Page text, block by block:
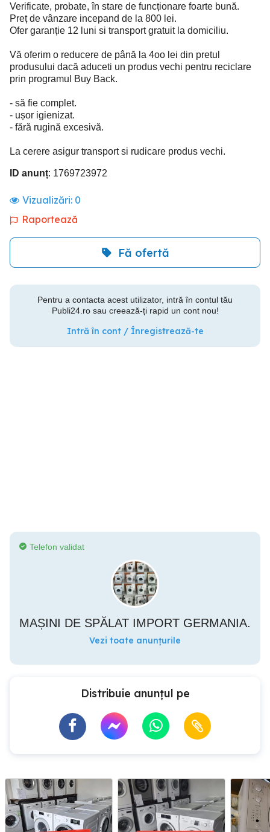
Verificate, probate, în stare de funcționare foarte bună.
Preț de vânzare incepand de la 800 lei.
Ofer garanție 12 luni si transport gratuit la domiciliu.
Vă oferim o reducere de până la 4oo lei din pretul
produsului dacă aduceti un produs vechi pentru reciclare
prin programul Buy Back.
- să fie complet.
- ușor igienizat.
- fără rugină excesivă.
La cerere asigur transport si rudicare produs vechi.
ID anunț: 1769723972
Vizualizări: 0
Raportează
Fă ofertă
Pentru a contacta acest utilizator, intră în contul tău
Publi24.ro sau creează-ți rapid un cont nou!
Intră în cont / Înregistrează-te
Telefon validat
MAȘINI DE SPĂLAT IMPORT GERMANIA.
Vezi toate anunțurile
Distribuie anunțul pe